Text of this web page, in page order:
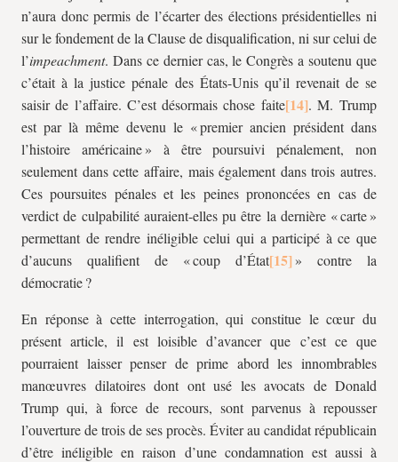
n’aura donc permis de l’écarter des élections présidentielles ni
sur le fondement de la Clause de disqualification, ni sur celui de
l’impeachment. Dans ce dernier cas, le Congrès a soutenu que
c’était à la justice pénale des États-Unis qu’il revenait de se
saisir de l’affaire. C’est désormais chose faite
. M. Trump
est par là même devenu le « premier ancien président dans
l’histoire américaine » à être poursuivi pénalement, non
seulement dans cette affaire, mais également dans trois autres.
Ces poursuites pénales et les peines prononcées en cas de
verdict de culpabilité auraient-elles pu être la dernière « carte »
permettant de rendre inéligible celui qui a participé à ce que
d’aucuns qualifient de « coup d’État
» contre la
démocratie ?
En réponse à cette interrogation, qui constitue le cœur du
présent article, il est loisible d’avancer que c’est ce que
pourraient laisser penser de prime abord les innombrables
manœuvres dilatoires dont ont usé les avocats de Donald
Trump qui, à force de recours, sont parvenus à repousser
l’ouverture de trois de ses procès. Éviter au candidat républicain
d’être inéligible en raison d’une condamnation est aussi à